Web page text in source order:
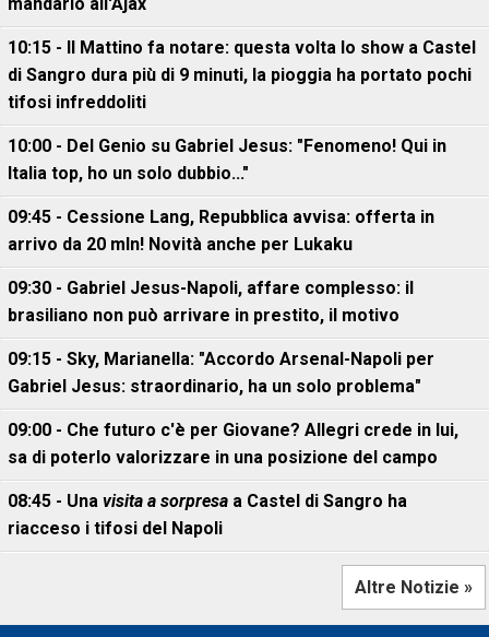
10:15 - Il Mattino fa notare: questa volta lo show a Castel
di Sangro dura più di 9 minuti, la pioggia ha portato pochi
tifosi infreddoliti
10:00 - Del Genio su Gabriel Jesus: "Fenomeno! Qui in
Italia top, ho un solo dubbio..."
09:45 - Cessione Lang, Repubblica avvisa: offerta in
arrivo da 20 mln! Novità anche per Lukaku
09:30 - Gabriel Jesus-Napoli, affare complesso: il
brasiliano non può arrivare in prestito, il motivo
09:15 - Sky, Marianella: "Accordo Arsenal-Napoli per
Gabriel Jesus: straordinario, ha un solo problema"
09:00 - Che futuro c'è per Giovane? Allegri crede in lui,
sa di poterlo valorizzare in una posizione del campo
08:45 - Una visita a sorpresa a Castel di Sangro ha
riacceso i tifosi del Napoli
Altre Notizie »